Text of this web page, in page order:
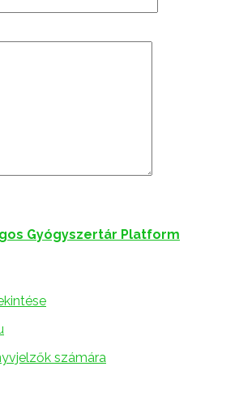
Gyógyszertár Platform
számára